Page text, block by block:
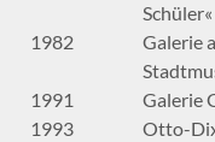
1982
Galerie
1991
Galerie
1993
Otto-